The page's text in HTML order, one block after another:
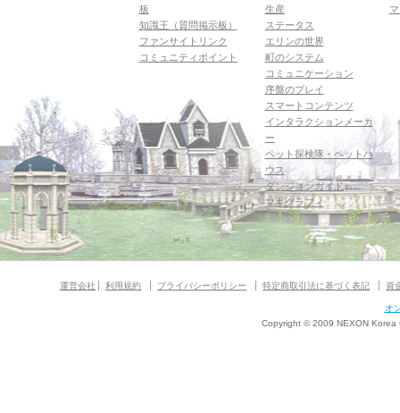
板
知識王（質問掲示板）
ファンサイトリンク
コミュニティポイント
生産
ステータス
エリンの世界
町のシステム
コミュニケーション
序盤のプレイ
スマートコンテンツ
インタラクションメーカ
ー
ペット探検隊・ペットハ
ウス
ダンジョンガイド
マギグラフィ
運営会社 利用規約 プライバシーポリシー 特定商取引法に基づく表記 資
オ
Copyright © 2009 NEXON Korea